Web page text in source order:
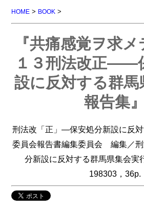
HOME > BOOK >
『共痛感覚ヲ求
１３刑法改正――
設に反対する群
報告集』
刑法改「正」―保安処分新設に反
委員会報告書編集委員会 編集／
分新設に反対する群馬県集会
198303，36p.